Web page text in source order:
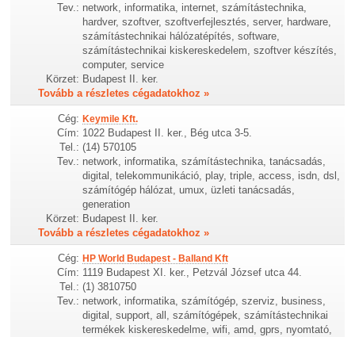
Tev.: network, informatika, internet, számítástechnika,
hardver, szoftver, szoftverfejlesztés, server, hardware,
számítástechnikai hálózatépítés, software,
számítástechnikai kiskereskedelem, szoftver készítés,
computer, service
Körzet: Budapest II. ker.
Tovább a részletes cégadatokhoz »
Cég: Keymile Kft.
Cím: 1022 Budapest II. ker., Bég utca 3-5.
Tel.: (14) 570105
Tev.: network, informatika, számítástechnika, tanácsadás,
digital, telekommunikáció, play, triple, access, isdn, dsl,
számítógép hálózat, umux, üzleti tanácsadás,
generation
Körzet: Budapest II. ker.
Tovább a részletes cégadatokhoz »
Cég: HP World Budapest - Balland Kft
Cím: 1119 Budapest XI. ker., Petzvál József utca 44.
Tel.: (1) 3810750
Tev.: network, informatika, számítógép, szerviz, business,
digital, support, all, számítógépek, számítástechnikai
termékek kiskereskedelme, wifi, amd, gprs, nyomtató,